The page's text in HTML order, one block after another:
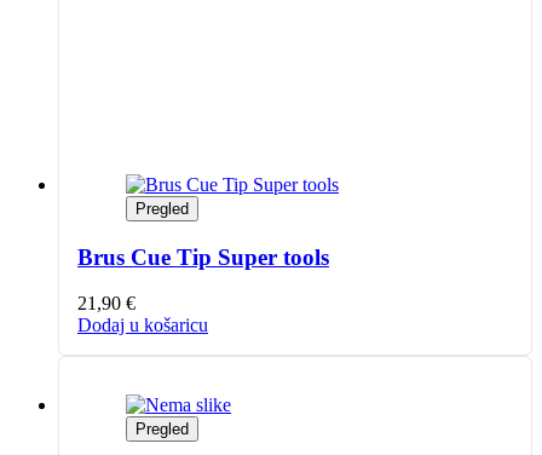
Pregled
Brus Cue Tip Super tools
21,90 €
Dodaj u košaricu
Pregled